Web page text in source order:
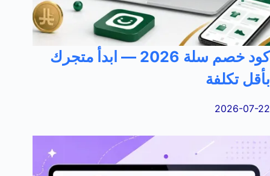
كود خصم سلة 2026 — ابدأ متجرك
بأقل تكلفة
2026-07-22